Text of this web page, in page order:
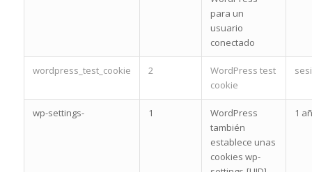
para un
usuario
conectado
wordpress_test_cookie 2
WordPress test
cookie
wp-settings- 1
WordPress
también
establece unas
cookies wp-
1